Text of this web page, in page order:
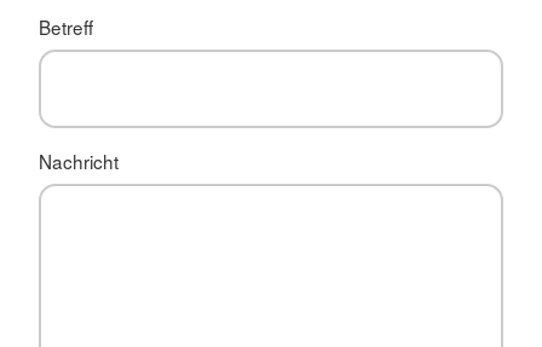
Betreff
Nachricht